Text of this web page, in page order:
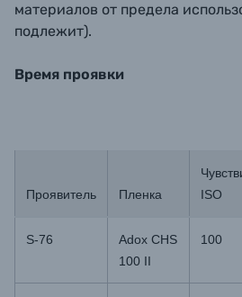
материалов от предела
подлежит).
Время проявки
Проявитель Пленка
ISO
S-76
Adox CHS
100 II
100